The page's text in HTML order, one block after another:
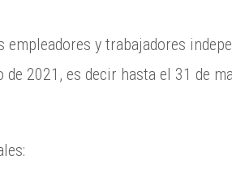
empleadores y trabajadores
2021, es decir hasta el 31 de